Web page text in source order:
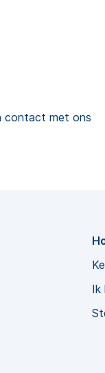
contact met ons
Ik